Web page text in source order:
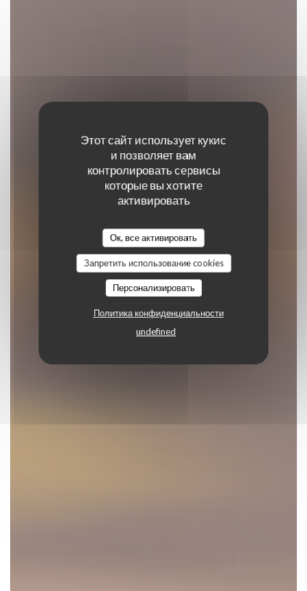
Этот сайт использует кукис
и позволяет вам
контролировать сервисы
которые вы хотите
активировать
Ок, все активировать
Запретить использование cookies
Персонализировать
Политика конфиденциальности
undefined
LE TAGINE
МАРОККАНСКИЙ РЕСТОРАН
ЗАБРОНИРОВАТЬ СТОЛИК